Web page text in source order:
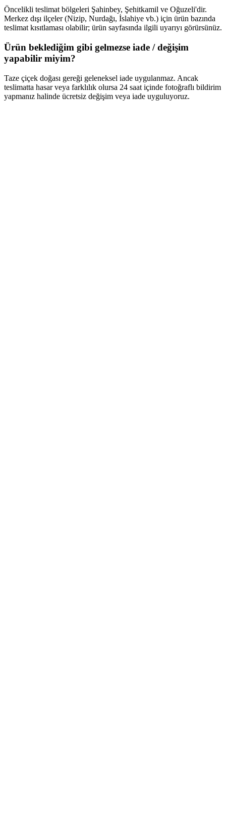
Öncelikli teslimat bölgeleri Şahinbey, Şehitkamil ve Oğuzeli'dir.
Merkez dışı ilçeler (Nizip, Nurdağı, İslahiye vb.) için ürün bazında
teslimat kısıtlaması olabilir; ürün sayfasında ilgili uyarıyı görürsünüz.
Ürün beklediğim gibi gelmezse iade / değişim
yapabilir miyim?
Taze çiçek doğası gereği geleneksel iade uygulanmaz. Ancak
teslimatta hasar veya farklılık olursa 24 saat içinde fotoğraflı bildirim
yapmanız halinde ücretsiz değişim veya iade uyguluyoruz.